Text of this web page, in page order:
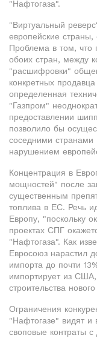
"Нафтогаза".
"Виртуальный
европейские
Проблема в том, что
обоих стран, между
"расшифровки"
конкретных
определенная
"Газпром"
предоставлении
позволило бы
соседними
нарушением
Концентрация в
мощностей" после
существенным
топлива в ЕС. Речь
Европу, "поскольку
проектах СПГ
"Нафтогаза". Как
Евросоюз нарастил
импорта до почти
импортирует из
строительства
Ограничения
"Нафтогазе" видят и
своповые контраты